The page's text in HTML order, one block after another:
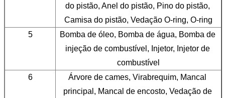
do pistão, Anel do pistão, Pino do pistão,
Camisa do pistão, Vedação O-ring, O-ring
5
Bomba de óleo, Bomba de água, Bomba de
injeção de combustível, Injetor, Injetor de
combustível
6
Árvore de cames, Virabrequim, Mancal
principal, Mancal de encosto, Vedação de